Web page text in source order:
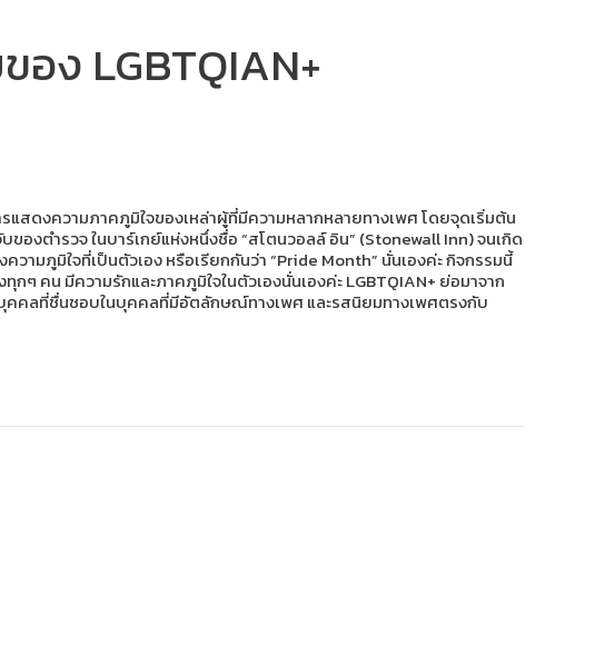
ง LGBTQIAN+
สดงความภาคภูมิใจของเหล่าผู้ที่มีความหลากหลายทางเพศ โดยจุดเริ่มต้น
องตำรวจ ในบาร์เกย์แห่งหนึ่งชื่อ “สโตนวอลล์ อิน” (Stonewall Inn) จนเกิด
ามภูมิใจที่เป็นตัวเอง หรือเรียกกันว่า “Pride Month” นั่นเองค่ะ กิจกรรมนี้
คน มีความรักและภาคภูมิใจในตัวเองนั่นเองค่ะ LGBTQIAN+ ย่อมาจาก
คคลที่ชื่นชอบในบุคคลที่มีอัตลักษณ์ทางเพศ และรสนิยมทางเพศตรงกับ